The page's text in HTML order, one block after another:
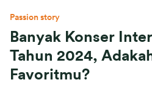
Passion story
Banyak Konser
Tahun 2024,
Favoritmu?